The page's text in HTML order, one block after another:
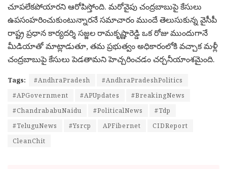
చూపలేకపోయారని ఆరోపిస్తోంది. మరోవైపు చంద్రబాబుపై కేసులు
ఉపసంహరించుకుంటున్నారనే సమాచారం ముందే తెలుసుకున్న వైసీపీ
రాష్ట్ర ప్రధాన కార్యదర్శి సజ్జల రామకృష్ణారెడ్డి ఒక రోజు ముందుగానే
మీడియాతో మాట్లాడుతూ, తమ ప్రభుత్వం అధికారంలోకి వచ్చాక మళ్లీ
చంద్రబాబుపై కేసులు పెడతామని హెచ్చరించడం చర్చనీయాంశమైంది.
Tags: #AndhraPradesh
#AndhraPradeshPolitics
#APGovernment
#APUpdates
#BreakingNews
#ChandrababuNaidu
#PoliticalNews
#Tdp
#TeluguNews
#Ysrcp APFibernet
CIDReport
CleanChit